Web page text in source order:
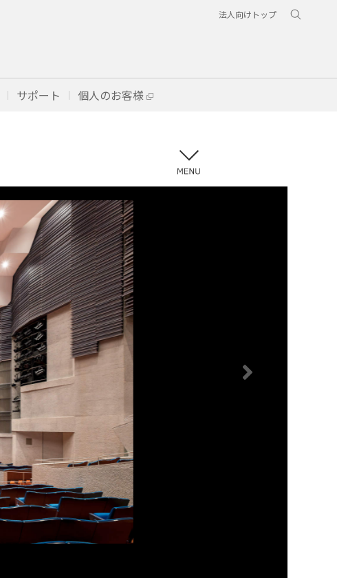
法人向けトップ
サポート 個人のお客様